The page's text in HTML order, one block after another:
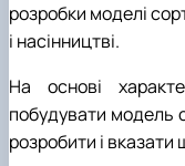
розробки моделі
і насінництві.
На основі
побудувати модель
розробити і